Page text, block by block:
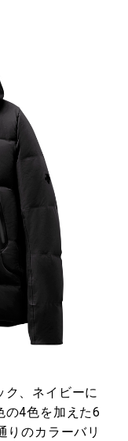
ク、ネイビーに
の4色を加えた6
りのカラーバリ